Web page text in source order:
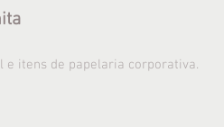
e itens de papelaria corporativa.